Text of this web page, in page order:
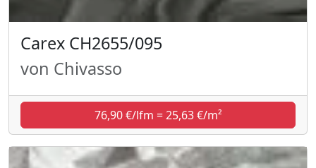
Carex CH2655/095
von Chivasso
76,90 €/lfm = 25,63 €/m²